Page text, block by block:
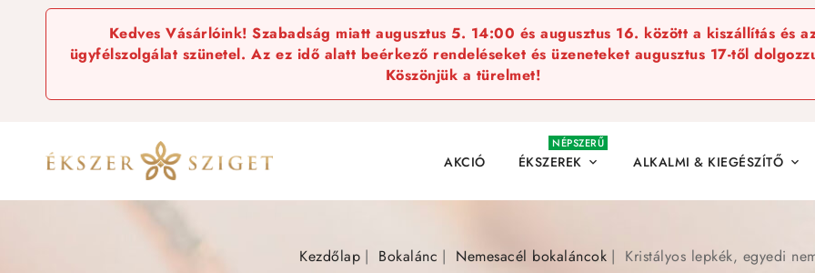
Kedves Vásárlóink! Szabadság miatt augusztus 5. 14:00 és augusztus 16. között a kiszállítás és
ügyfélszolgálat szünetel. Az ez idő alatt beérkező rendeléseket és üzeneteket augusztus 17-től
Köszönjük a türelmet!
AKCIÓ ÉKSZEREK 
NÉPSZERŰ
ALKALMI & KIEGÉSZÍTŐ 
Kezdőlap Bokalánc Nemesacél bokaláncok Kristályos lepkék, egyedi